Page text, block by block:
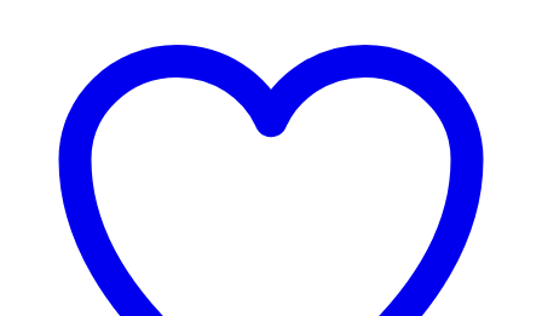
Optionen
können
Produktseite
gewählt
werden